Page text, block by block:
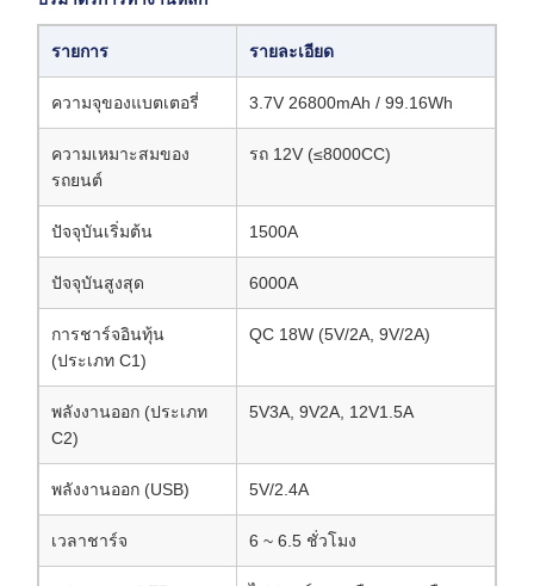
รายการ รายละเอียด
ความจุของแบตเตอรี่ 3.7V 26800mAh / 99.16Wh
ความเหมาะสมของ
รถยนต์
รถ 12V (≤8000CC)
ปัจจุบันเริ่มต้น 1500A
ปัจจุบันสูงสุด 6000A
การชาร์จอินทุ้น
(ประเภท C1)
QC 18W (5V/2A, 9V/2A)
พลังงานออก (ประเภท
C2)
5V3A, 9V2A, 12V1.5A
พลังงานออก (USB) 5V/2.4A
เวลาชาร์จ 6 ~ 6.5 ชั่วโมง